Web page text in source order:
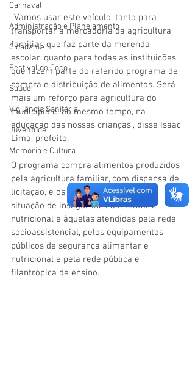
Carnaval
Administração e Planejamento
Cidadania
Festival do Coco
Saúde
Vigilãncia Sanitária
Juventude
Memória e Cultura
“Vamos usar este veículo, tanto para
transportar a mercadoria da agricultura
familiar, que faz parte da merenda
escolar, quanto para todas as instituições
que fazem parte do referido programa de
compra e distribuição de alimentos. Será
mais um reforço para agricultura do
município e, ao mesmo tempo, na
educação das nossas crianças”, disse Isaac
Lima, prefeito.
O programa compra alimentos produzidos
pela agricultura familiar, com dispensa de
licitação, e os destina às pessoas em
situação de insegurança alimentar e
nutricional e àquelas atendidas pela rede
socioassistencial, pelos equipamentos
públicos de segurança alimentar e
nutricional e pela rede pública e
filantrópica de ensino.